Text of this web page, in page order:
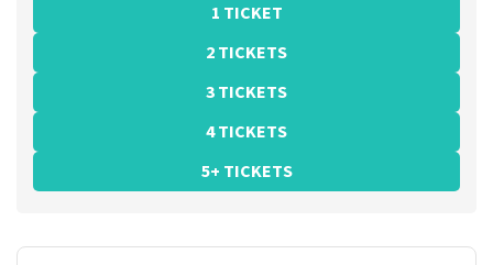
1 TICKET
2 TICKETS
3 TICKETS
4 TICKETS
5+ TICKETS